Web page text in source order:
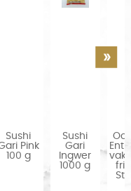
Sushi
Pink
100 g
Sushi
Gari
Ingwer
1000 g